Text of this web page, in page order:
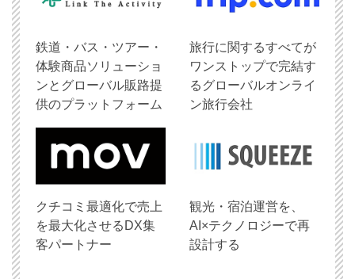
鉄道・バス・ツアー・
体験商品ソリューショ
ンとグローバル販路提
供のプラットフォーム
旅行に関するすべてが
ワンストップで完結す
るグローバルオンライ
ン旅行会社
クチコミ最適化で売上
を最大化させるDX集
客パートナー
観光・宿泊運営を、
AI×テクノロジーで再
設計する